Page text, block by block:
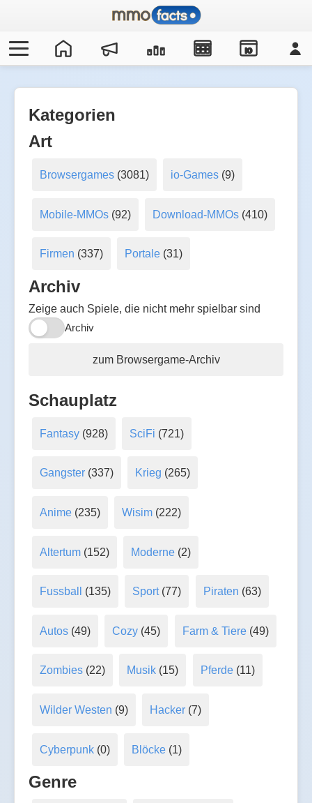
IO
Kategorien
Art
Browsergames(3081) io-Games (9)
Mobile-MMOs(92) Download-MMOs (410)
Firmen (337) Portale (31)
Archiv
Zeige auch Spiele, die nicht mehr spielbar sind
Archiv
zum Browsergame-Archiv
Schauplatz
Fantasy(928) SciFi (721)
Gangster(337) Krieg (265)
Anime(235) Wisim (222)
Altertum(152) Moderne (2)
Fussball (135) Sport(77) Piraten (63)
Autos(49) Cozy (45) Farm & Tiere(49)
Zombies(22) Musik (15) Pferde(11)
Wilder Westen (9) Hacker (7)
Cyberpunk(0) Blöcke (1)
Genre